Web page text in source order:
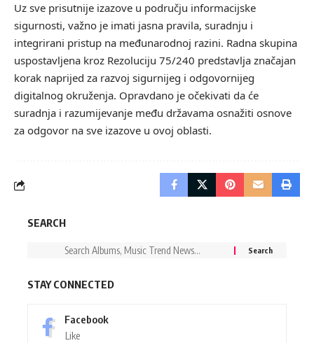
Uz sve prisutnije izazove u području informacijske
sigurnosti, važno je imati jasna pravila, suradnju i
integrirani pristup na međunarodnoj razini. Radna skupina
uspostavljena kroz Rezoluciju 75/240 predstavlja značajan
korak naprijed za razvoj sigurnijeg i odgovornijeg
digitalnog okruženja. Opravdano je očekivati da će
suradnja i razumijevanje među državama osnažiti osnove
za odgovor na sve izazove u ovoj oblasti.
SEARCH
STAY CONNECTED
Facebook
Like